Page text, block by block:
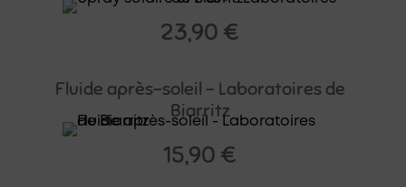
23,90 €
Fluide après-soleil – Laboratoires de
Biarritz
15,90 €